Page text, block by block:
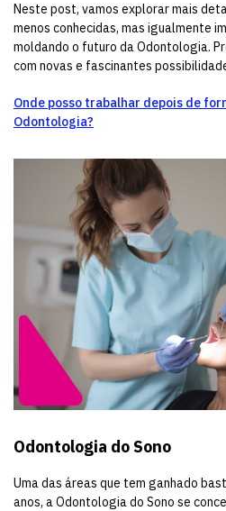
Neste post, vamos explorar mais
menos conhecidas, mas igualmente
moldando o futuro da Odontologia.
com novas e fascinantes
Onde posso trabalhar depois de
Odontologia?
Odontologia do Sono
Uma das áreas que tem ganhado
anos, a Odontologia do Sono se